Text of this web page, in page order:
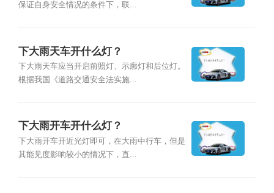
保证自身安全情况的条件下，联...
下大雨天车开什么灯？
下大雨天车应当开启前照灯、示廓灯和后位灯。
根据我国《道路交通安全法实施...
下大雨开车开什么灯？
下大雨开车开近光灯即可，在大雨中行车，但是
其能见度影响较小的情况下，直...